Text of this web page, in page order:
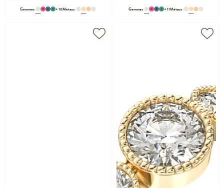
Gemmes + 10Métaux Gemmes + 11Métaux